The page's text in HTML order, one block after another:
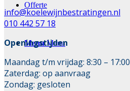
Offerte
Menu Menu
info@koelewijnbestratingen.nl
010 442 57 18
Openingstijden
Maandag t/m vrijdag: 8:30 – 17:00
Zaterdag: op aanvraag
Zondag: gesloten